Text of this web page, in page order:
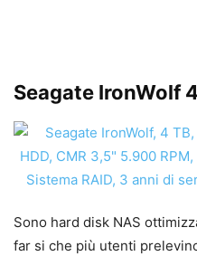
Seagate IronWolf
Sono hard disk NAS
far si che più utenti